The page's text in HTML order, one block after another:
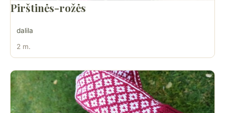
Pirštinės-rožės
dalila
2 m.